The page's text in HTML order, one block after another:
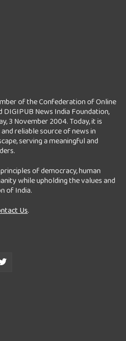
of the Confederation of Online
DIGIPUB News India Foundation,
3 November 2004. Today, it is
reliable source of news in
serving a meaningful and
of democracy, human
while upholding the values and
of India.
Us.